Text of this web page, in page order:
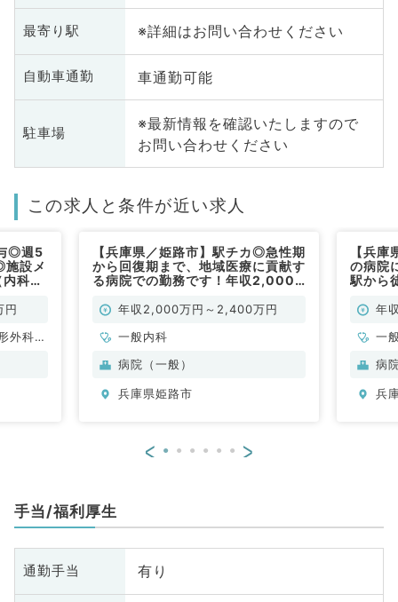
最寄り駅 ※詳細はお問い合わせください
自動車通勤 車通勤可能
駐車場
※最新情報を確認いたしますので
お問い合わせください
この求人と条件が近い求人
◎週5
設メ
科
円
外科、
外科
【兵庫県／姫路市】駅チカ◎急性期
から回復期まで、地域医療に貢献す
る病院での勤務です！年収2,000
年収2,000万円～2,400万円
一般内科
病院（一般）
兵庫県姫路市
【兵
の病院
駅から
円～年
一
病
兵
< >
手当/福利厚生
通勤手当 有り